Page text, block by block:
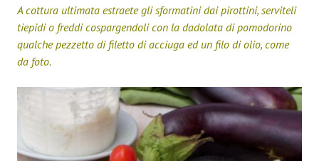
A cottura ultimata estraete gli sformatini dai pirottini, serviteli
tiepidi o freddi cospargendoli con la dadolata di pomodorino
qualche pezzetto di filetto di acciuga ed un filo di olio, come
da foto.